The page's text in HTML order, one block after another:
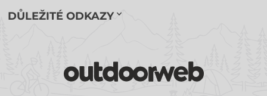
DŮLEŽITÉ ODKAZY